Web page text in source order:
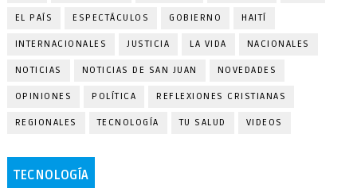
EL PAÍS ESPECTÁCULOS GOBIERNO HAITÍ
INTERNACIONALES JUSTICIA LA VIDA NACIONALES
NOTICIAS NOTICIAS DE SAN JUAN NOVEDADES
OPINIONES POLÍTICA REFLEXIONES CRISTIANAS
REGIONALES TECNOLOGÍA TU SALUD VIDEOS
TECNOLOGÍA